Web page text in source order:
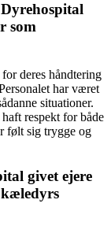
som
deres håndtering
har været
situationer.
respekt for både
følt sig trygge og
givet ejere
kæledyrs